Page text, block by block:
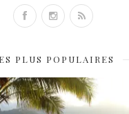
PLUS POPULAIRES